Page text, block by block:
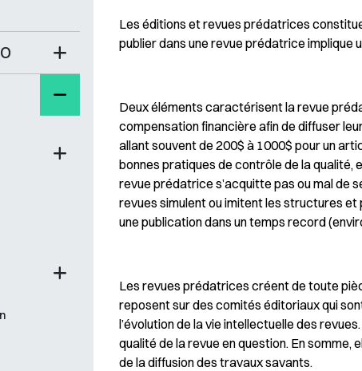
Les éditions et revues prédatrices
publier dans une revue prédatrice implique
Deux éléments caractérisent la revue
compensation financière afin de diffuser
allant souvent de 200$ à 1000$ pour un
bonnes pratiques de contrôle de la qualité,
revue prédatrice s’acquitte pas ou mal de
revues simulent ou imitent les structures
une publication dans un temps record
Les revues prédatrices créent de toute
reposent sur des comités éditoriaux qui
l’évolution de la vie intellectuelle des
qualité de la revue en question. En somme,
de la diffusion des travaux savants.